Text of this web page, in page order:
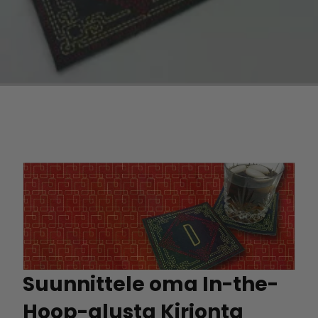
Suunnittele oma In-the-
Hoop-alusta Kirjonta